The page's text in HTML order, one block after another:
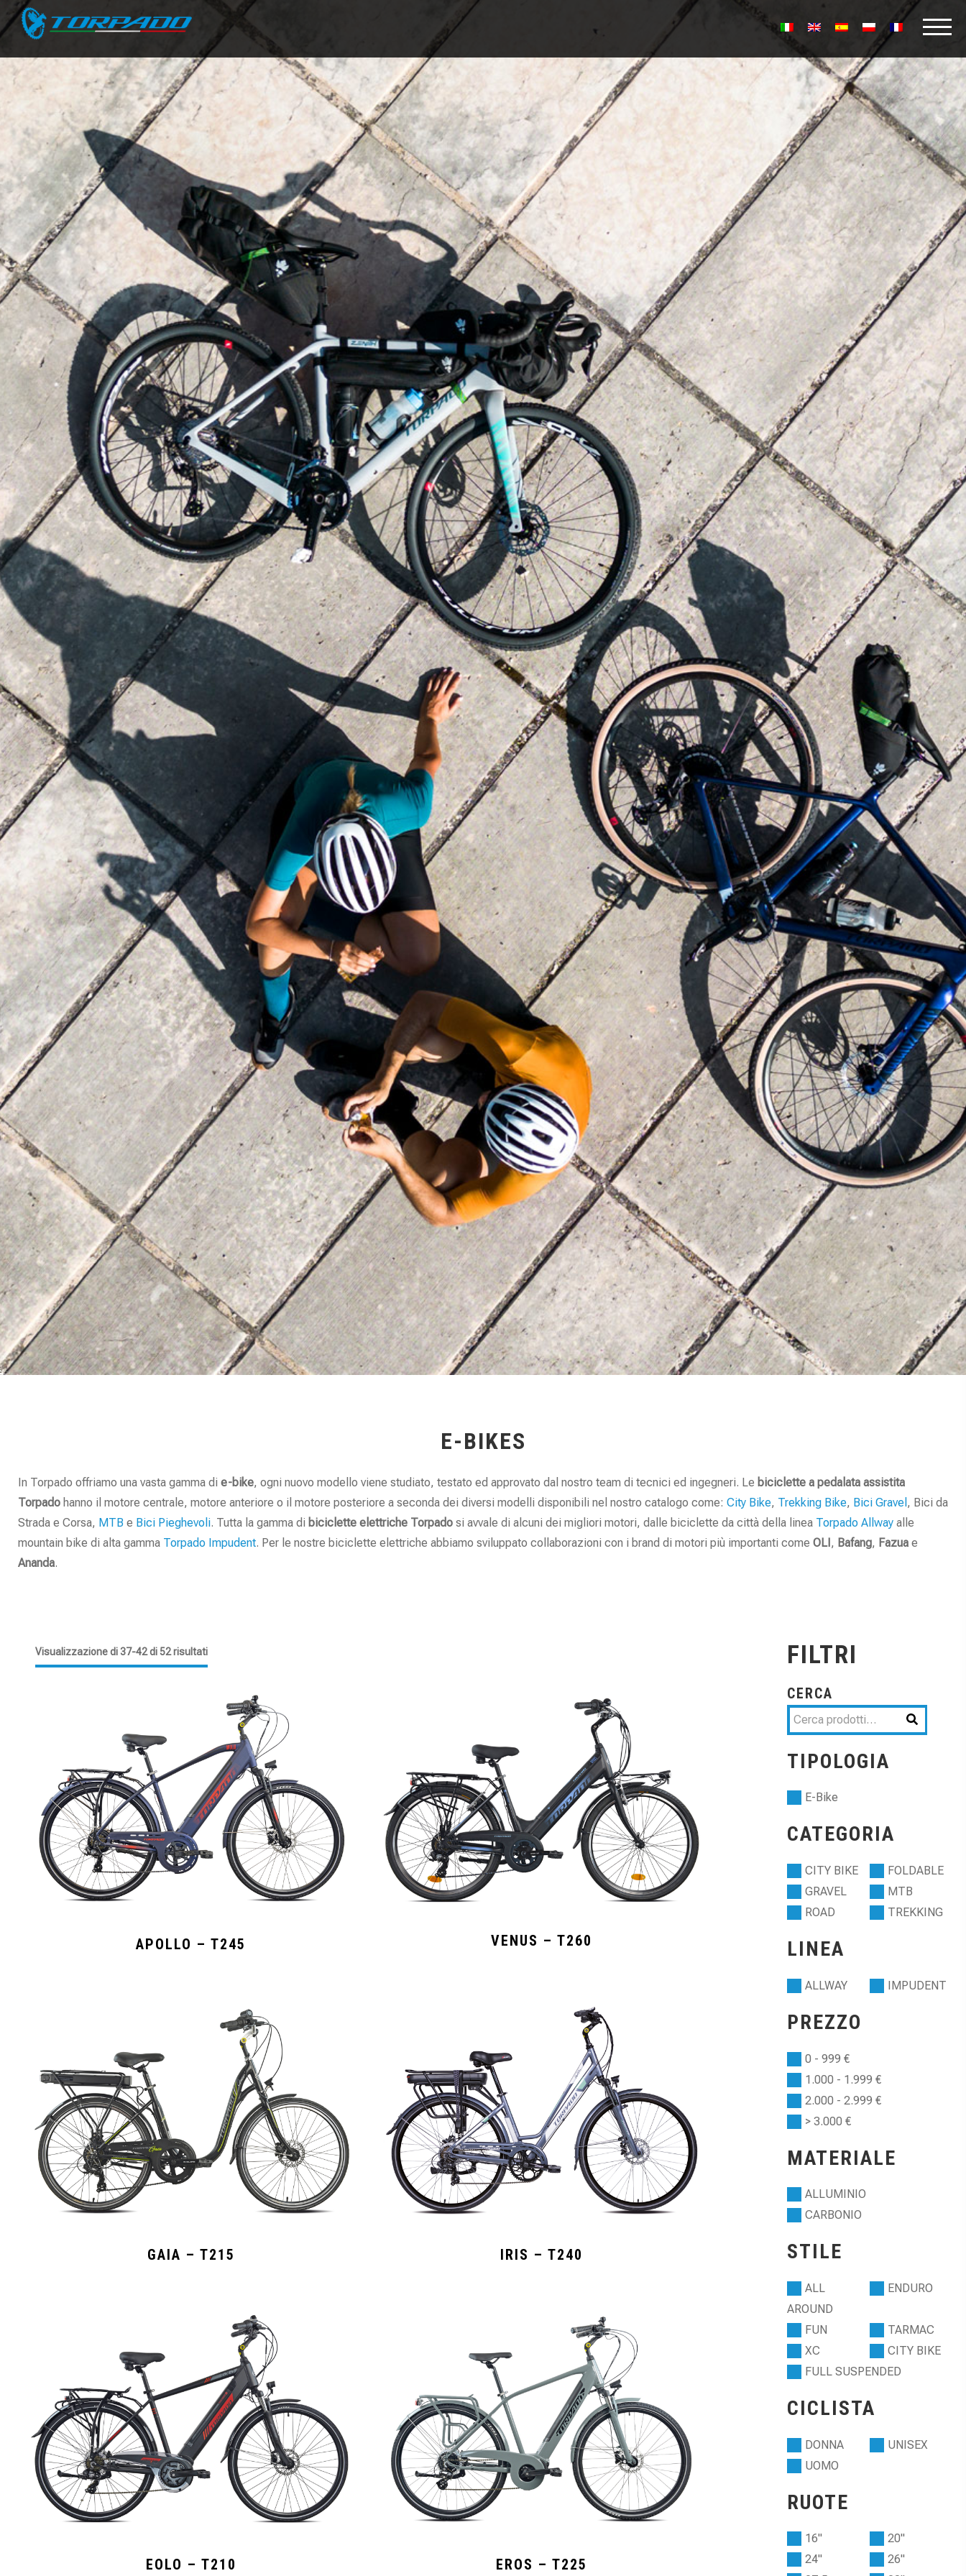
E-BIKES
In Torpado offriamo una vasta gamma di e-bike, ogni nuovo modello viene studiato, testato ed approvato dal nostro team di tecnici ed ingegneri. Le biciclette a pedalata assistita
Torpado hanno il motore centrale, motore anteriore o il motore posteriore a seconda dei diversi modelli disponibili nel nostro catalogo come: City Bike, Trekking Bike, Bici Gravel , Bici da
Strada e Corsa, MTB e Bici Pieghevoli. Tutta la gamma di biciclette elettriche Torpado si avvale di alcuni dei migliori motori, dalle biciclette da città della linea Torpado Allway alle
mountain bike di alta gamma Torpado Impudent. Per le nostre biciclette elettriche abbiamo sviluppato collaborazioni con i brand di motori più importanti come OLI, Bafang, Fazua e
Ananda.
Visualizzazione di 37-42 di 52 risultati
APOLLO – T245 VENUS – T260
GAIA – T215 IRIS – T240
EOLO – T210 EROS – T225
FILTRI
CERCA
TIPOLOGIA
E-Bike
CATEGORIA
CITY BIKE
FOLDABLE
GRAVEL
MTB
ROAD
TREKKING
LINEA
ALLWAY IMPUDENT
PREZZO
0 - 999 €
1.000 - 1.999 €
2.000 - 2.999 €
> 3.000 €
MATERIALE
ALLUMINIO
CARBONIO
STILE
ALL
AROUND
ENDURO
FUN
TARMAC
XC
CITY BIKE
FULL SUSPENDED
CICLISTA
DONNA
UNISEX
UOMO
RUOTE
16"
20"
24"
26"